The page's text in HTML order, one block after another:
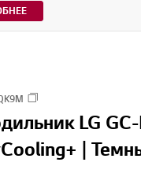
LG
|